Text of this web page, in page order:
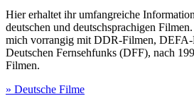
Hier erhaltet ihr umfangreiche
deutschen und deutschsprachigen
mich vorrangig mit DDR-Filmen, DEFA-
Deutschen Fernsehfunks (DFF), nach
Filmen.
» Deutsche Filme